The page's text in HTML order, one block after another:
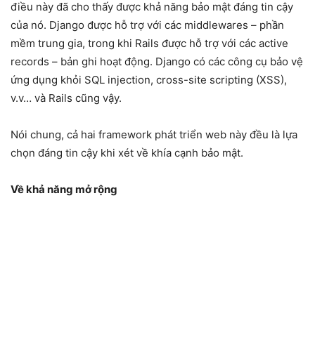
điều này đã cho thấy được khả năng bảo mật đáng tin cậy
của nó. Django được hỗ trợ với các middlewares – phần
mềm trung gia, trong khi Rails được hỗ trợ với các active
records – bản ghi hoạt động. Django có các công cụ bảo vệ
ứng dụng khỏi SQL injection, cross-site scripting (XSS),
v.v… và Rails cũng vậy.
Nói chung, cả hai framework phát triển web này đều là lựa
chọn đáng tin cậy khi xét về khía cạnh bảo mật.
Về khả năng mở rộng